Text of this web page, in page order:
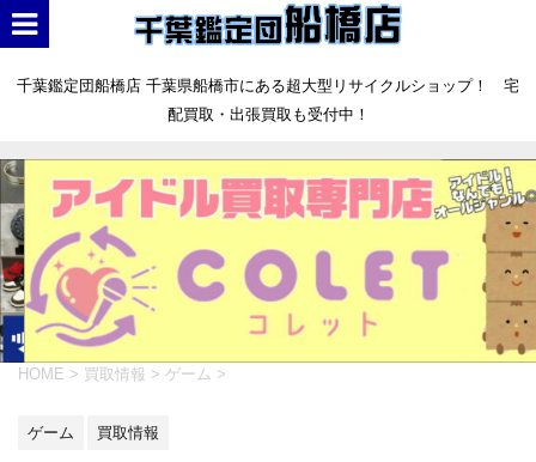
千葉鑑定団船橋店 千葉県船橋市にある超大型リサイクルショップ！ 宅
配買取・出張買取も受付中！
HOME > 買取情報 > ゲーム >
ゲーム 買取情報